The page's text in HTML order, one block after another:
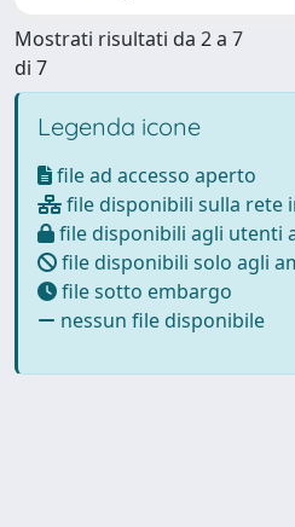
Mostrati risultati da 2 a 7
di 7
Legenda icone
file ad accesso aperto
file disponibili sulla rete
file disponibili agli utenti
file disponibili solo agli
file sotto embargo
nessun file disponibile